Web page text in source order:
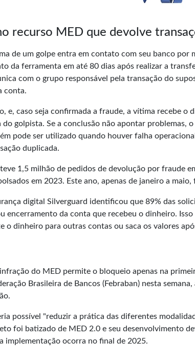
recurso MED que devolve
de um golpe entra em contato com seu banco por
da ferramenta em até 80 dias após realizar a
com o grupo responsável pela transação do
conta.
e, caso seja confirmada a fraude, a vítima recebe
golpista. Se a conclusão não apontar problemas,
pode ser utilizado quando houver falha
duplicada.
1,5 milhão de pedidos de devolução por fraude
em 2023. Este ano, apenas de janeiro a
digital Silverguard identificou que 89% das
encerramento da conta que recebeu o dinheiro.
o dinheiro para outras contas ou saca os valores
do MED permite o bloqueio apenas na
Brasileira de Bancos (Febraban) nesta
possível "reduzir a prática das diferentes
foi batizado de MED 2.0 e seu desenvolvimento
implementação ocorra no final de 2025.